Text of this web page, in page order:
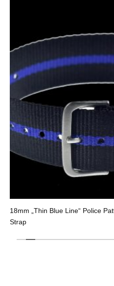
18mm „Thin Blue Line“ Police
Strap